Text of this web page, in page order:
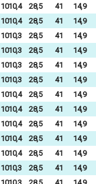
1010,4 28,5 41
14,9
1010,4 28,5 41
14,9
1010,3 28,5 41
14,9
1010,3 28,5 41
14,9
1010,3 28,5 41
14,9
1010,3 28,5 41
14,9
1010,4 28,5 41
14,9
1010,4 28,5 41
14,9
1010,4 28,5 41
14,9
1010,4 28,5 41
14,9
1010,4 28,5 41
14,9
1010,3 28,5 41
14,9